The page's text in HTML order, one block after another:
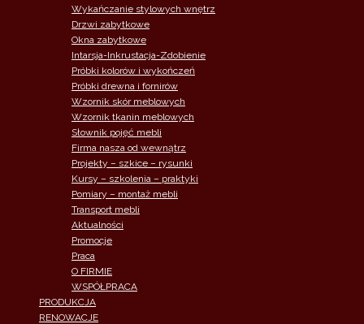
Wykańczanie stylowych wnętrz
Drzwi zabytkowe
Okna zabytkowe
Intarsja-Inkrustacja-Zdobienie
Próbki kolorów i wykończeń
Próbki drewna i fornirów
Wzornik skór meblowych
Wzornik tkanin meblowych
Słownik pojęć mebli
Firma nasza od wewnątrz
Projekty – szkice – rysunki
Kursy – szkolenia – praktyki
Pomiary – montaż mebli
Transport mebli
Aktualności
Promocje
Praca
O FIRMIE
WSPÓŁPRACA
PRODUKCJA
RENOWACJE